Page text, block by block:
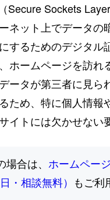
Secure Sockets
ネット上でデータの
するためのデジタル
ホームページを訪れ
ータが第三者に見ら
ため、特に個人情報
イトには欠かせない
合は、 ホームペー
・相談無料） もご利